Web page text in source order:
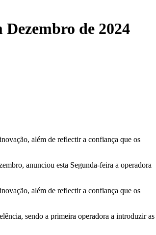
de 2024
além de reflectir a confiança que os
anunciou esta Segunda-feira a operadora
além de reflectir a confiança que os
sendo a primeira operadora a introduzir as